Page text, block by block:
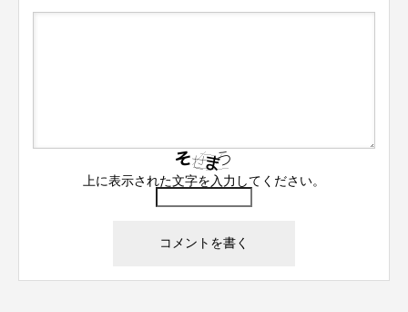
上に表示された文字を入力してください。